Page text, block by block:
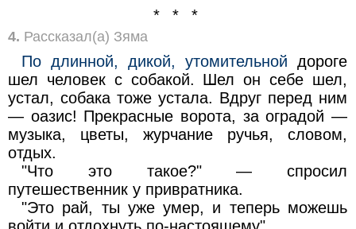
* * *
4. Рассказал(а) Зяма
По длинной, дикой, утомительной дороге
шел человек с собакой. Шел он себе шел,
устал, собака тоже устала. Вдруг перед ним
— оазис! Прекрасные ворота, за оградой —
музыка, цветы, журчание ручья, словом,
отдых.
"Что это такое?" — спросил
путешественник у привратника.
"Это рай, ты уже умер, и теперь можешь
войти и отдохнуть по-настоящему".